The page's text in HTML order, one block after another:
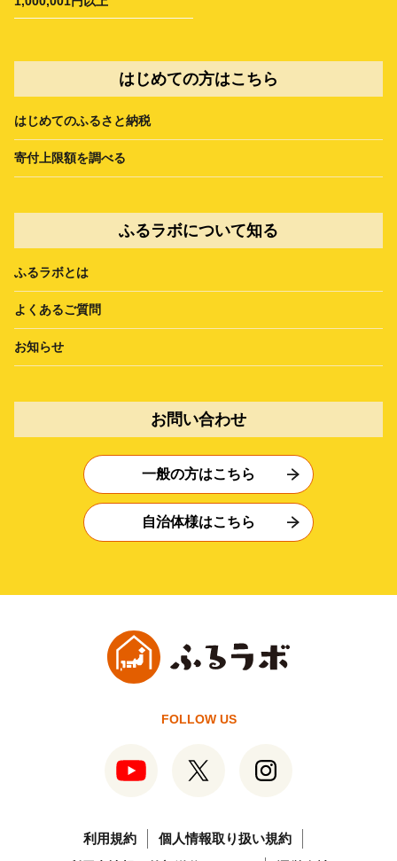
はじめての方はこちら
はじめてのふるさと納税
寄付上限額を調べる
ふるラボについて知る
ふるラボとは
よくあるご質問
お知らせ
お問い合わせ
一般の方はこちら
自治体様はこちら
FOLLOW US
利用規約
個人情報取り扱い規約